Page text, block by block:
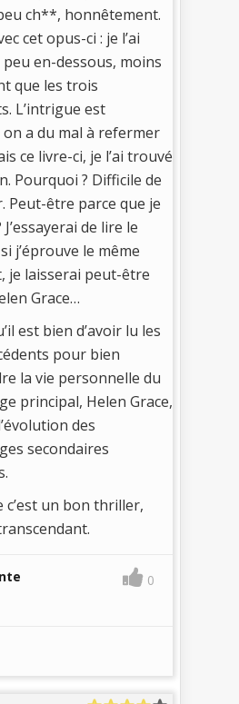
ch**, honnêtement.
cet opus-ci : je l’ai
en-dessous, moins
que les trois
L’intrigue est
a du mal à refermer
ce livre-ci, je l’ai trouvé
Pourquoi ? Difficile de
Peut-être parce que je
J’essayerai de lire le
j’éprouve le même
je laisserai peut-être
Grace…
est bien d’avoir lu les
pour bien
la vie personnelle du
principal, Helen Grace,
des
secondaires
c’est un bon thriller,
0